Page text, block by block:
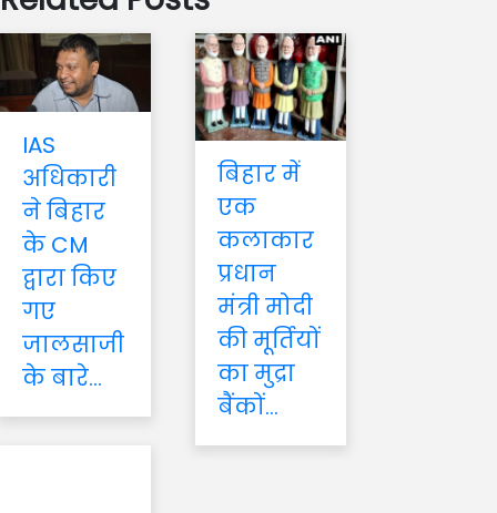
IAS
अधिकारी
ने बिहार
के CM
द्वारा किए
गए
जालसाजी
के बारे...
बिहार में
एक
कलाकार
प्रधान
मंत्री मोदी
की मूर्तियों
का मुद्रा
बैंकों...